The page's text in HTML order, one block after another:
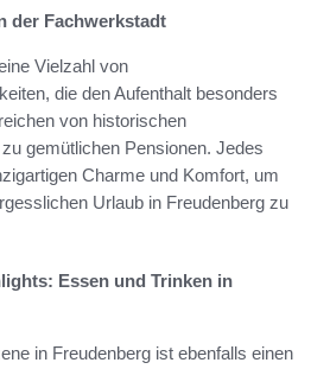
der Fachwerkstadt
Vielzahl von
die den Aufenthalt besonders
von historischen
gemütlichen Pensionen. Jedes
Charme und Komfort, um
Urlaub in Freudenberg zu
Essen und Trinken in
in Freudenberg ist ebenfalls einen